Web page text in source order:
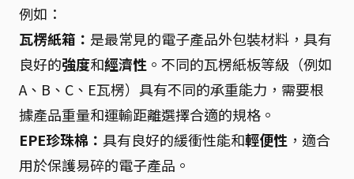
例如：
瓦楞紙箱： 是最常見的電子產品外包裝材料，具有
良好的強度和經濟性 。不同的瓦楞紙板等級（例如
A、B、C、E瓦楞）具有不同的承重能力，需要根
據產品重量和運輸距離選擇合適的規格。
EPE珍珠棉： 具有良好的緩衝性能和輕便性 ，適合
用於保護易碎的電子產品。